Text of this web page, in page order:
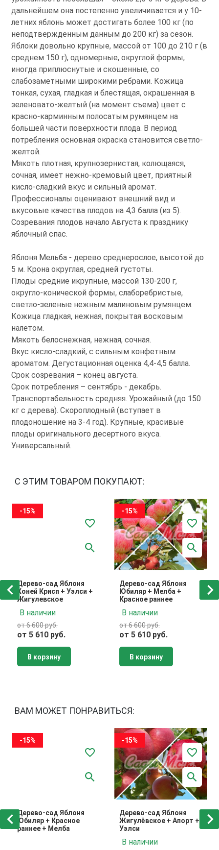
дальнейшем она постепенно увеличивается и у 10-
летних яблонь может достигать более 100 кг (по
неподтвержденным данным до 200 кг) за сезон.
Яблоки довольно крупные, массой от 100 до 210 г (в
среднем 150 г), одномерные, округлой формы,
иногда приплюснутые и скошенные, со
слабозаметными широкими ребрами. Кожица
тонкая, сухая, гладкая и блестящая, окрашенная в
зеленовато-желтый (на момент съема) цвет с
красно-карминным полосатым румянцем на
большей части поверхности плода. В период
потребления основная окраска становится светло-
желтой.
Мякоть плотная, крупнозернистая, колющаяся,
сочная, имеет нежно-кремовый цвет, приятный
кисло-сладкий вкус и сильный аромат.
Профессионалы оценивают внешний вид и
вкусовые качества плодов на 4,3 балла (из 5).
Созревания плодов начало Августа к празднику
яблочный спас.
Яблоня Мельба - дерево среднерослое, высотой до
5 м. Крона округлая, средней густоты.
Плоды средние икрупные, массой 130-200 г,
округло-конической формы, слаборебристые,
светло-зеленые нежным малиновым румянцем.
Кожица гладкая, нежная, покрытая восковым
налетом.
Мякоть белоснежная, нежная, сочная.
Вкус кисло-сладкий, с сильным конфетным
ароматом. Дегустационная оценка 4,4-4,5 балла.
Срок созревания – конец августа.
Срок потребления – сентябрь - декабрь.
Транспортабельность средняя. Урожайный (до 150
кг с дерева). Скороплодный (вступает в
плодоношение на 3-4 год). Крупные, красивые
плоды оригинального десертного вкуса.
Универсальный.
С ЭТИМ ТОВАРОМ ПОКУПАЮТ:
-15%
Дерево-сад Яблоня
Хоней Крисп + Уэлси +
Жигулевское
В наличии
от 6 600 руб.
от 5 610 руб.
В корзину
-15%
Дерево-сад Яблоня
Юбиляр + Мелба +
Красное раннее
В наличии
от 6 600 руб.
от 5 610 руб.
В корзину
ВАМ МОЖЕТ ПОНРАВИТЬСЯ:
-15%
Дерево-сад Яблоня
Юбиляр + Красное
раннее + Мелба
-15%
Дерево-сад Яблоня
Жигулёвское + Апорт +
Уэлси
В наличии